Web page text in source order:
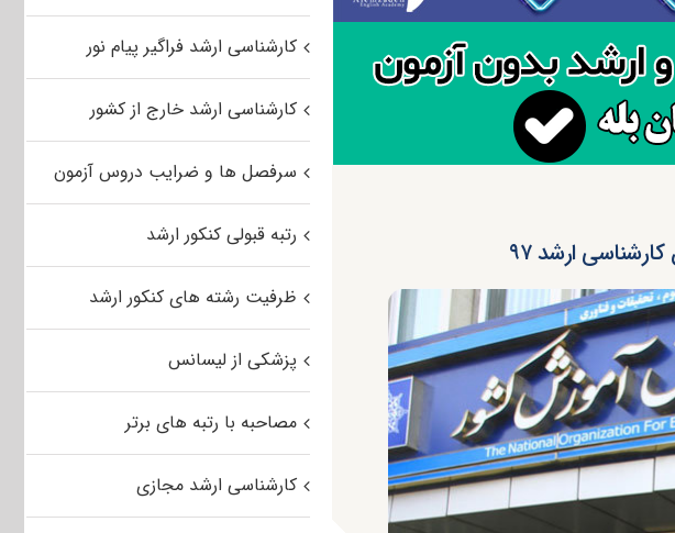
ارشد ۹۷
کارشناسی ارشد فراگیر پیام نور
کارشناسی ارشد خارج از کشور
سرفصل ها و ضرایب دروس آزمون
رتبه قبولی کنکور ارشد
ظرفیت رشته های کنکور ارشد
پزشکی از لیسانس
مصاحبه با رتبه های برتر
کارشناسی ارشد مجازی